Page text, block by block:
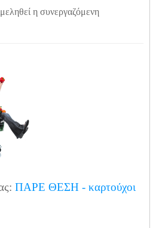
η συνεργαζόμενη
ΠΑΡΕ ΘΕΣΗ - καρτούχοι